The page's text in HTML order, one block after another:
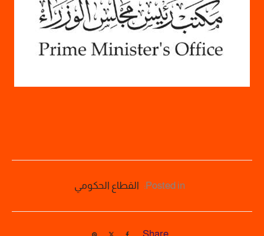
Posted in: القطاع الحكومي